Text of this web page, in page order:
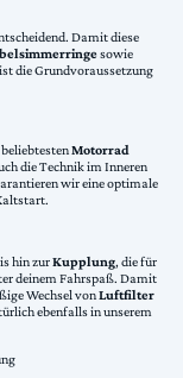
Damit diese
sowie
die Grundvoraussetzung
Motorrad
die Technik im Inneren
wir eine optimale
hin zurKupplung, die für
deinem Fahrspaß. Damit
Wechsel vonLuftfilter
ebenfalls in unserem